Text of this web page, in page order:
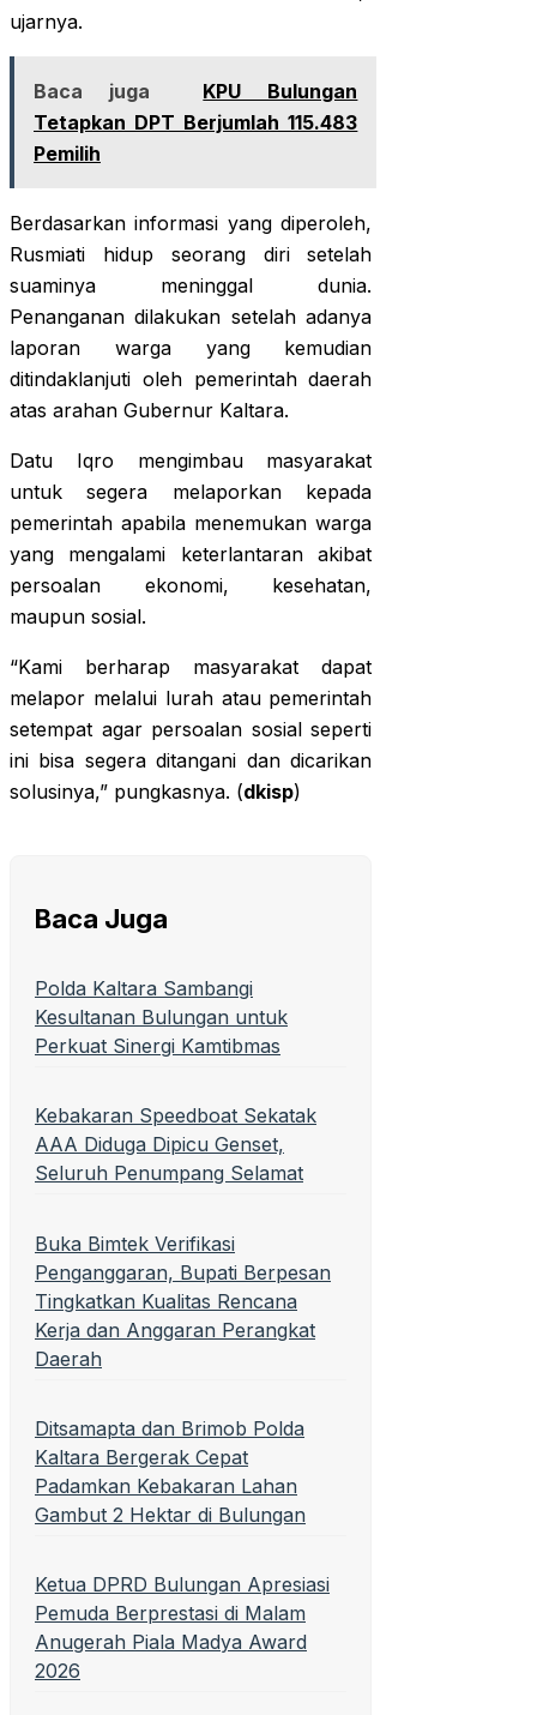
ujarnya.
Baca juga
KPU Bulungan
Tetapkan DPT Berjumlah 115.483
Pemilih
Berdasarkan informasi yang diperoleh,
Rusmiati hidup seorang diri setelah
suaminya meninggal dunia.
Penanganan dilakukan setelah adanya
laporan warga yang kemudian
ditindaklanjuti oleh pemerintah daerah
atas arahan Gubernur Kaltara.
Datu Iqro mengimbau masyarakat
untuk segera melaporkan kepada
pemerintah apabila menemukan warga
yang mengalami keterlantaran akibat
persoalan ekonomi, kesehatan,
maupun sosial.
“Kami berharap masyarakat dapat
melapor melalui lurah atau pemerintah
setempat agar persoalan sosial seperti
ini bisa segera ditangani dan dicarikan
solusinya,” pungkasnya. (dkisp)
Baca Juga
Polda Kaltara Sambangi
Kesultanan Bulungan untuk
Perkuat Sinergi Kamtibmas
Kebakaran Speedboat Sekatak
AAA Diduga Dipicu Genset,
Seluruh Penumpang Selamat
Buka Bimtek Verifikasi
Penganggaran, Bupati Berpesan
Tingkatkan Kualitas Rencana
Kerja dan Anggaran Perangkat
Daerah
Ditsamapta dan Brimob Polda
Kaltara Bergerak Cepat
Padamkan Kebakaran Lahan
Gambut 2 Hektar di Bulungan
Ketua DPRD Bulungan Apresiasi
Pemuda Berprestasi di Malam
Anugerah Piala Madya Award
2026